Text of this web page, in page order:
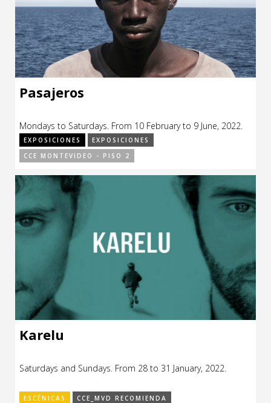
Pasajeros
Mondays to Saturdays. From 10 February to 9 June, 2022.
EXPOSICIONES
EXPOSICIONES
CCE MONTEVIDEO - PISO 2
Karelu
Saturdays and Sundays. From 28 to 31 January, 2022.
ESCÉNICAS CCE_MVD RECOMIENDA